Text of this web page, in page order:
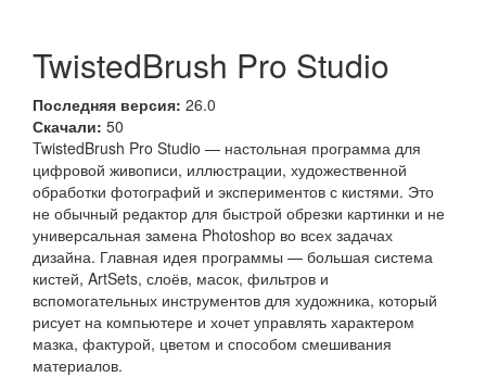
TwistedBrush Pro Studio
Последняя версия: 26.0
Скачали: 50
TwistedBrush Pro Studio — настольная программа для
цифровой живописи, иллюстрации, художественной
обработки фотографий и экспериментов с кистями. Это
не обычный редактор для быстрой обрезки картинки и не
универсальная замена Photoshop во всех задачах
дизайна. Главная идея программы — большая система
кистей, ArtSets, слоёв, масок, фильтров и
вспомогательных инструментов для художника, который
рисует на компьютере и хочет управлять характером
мазка, фактурой, цветом и способом смешивания
материалов.